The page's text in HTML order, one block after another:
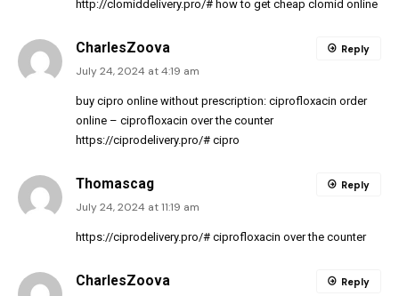
http://clomiddelivery.pro/# how to get cheap clomid online
CharlesZoova
July 24, 2024 at 4:19 am
buy cipro online without prescription: ciprofloxacin order
online – ciprofloxacin over the counter
https://ciprodelivery.pro/# cipro
Reply
Thomascag
July 24, 2024 at 11:19 am
https://ciprodelivery.pro/# ciprofloxacin over the counter
Reply
CharlesZoova Reply